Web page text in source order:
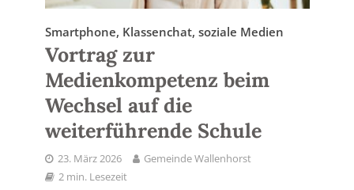
Smartphone, Klassenchat, soziale Medien
Vortrag zur
Medienkompetenz beim
Wechsel auf die
weiterführende Schule
23. März 2026
Gemeinde Wallenhorst
2 min. Lesezeit